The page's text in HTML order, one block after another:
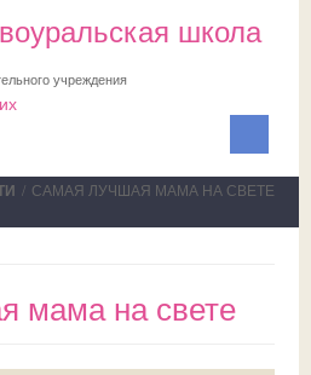
школа
учреждения
/ САМАЯ ЛУЧШАЯ МАМА НА СВЕТЕ
мама на свете